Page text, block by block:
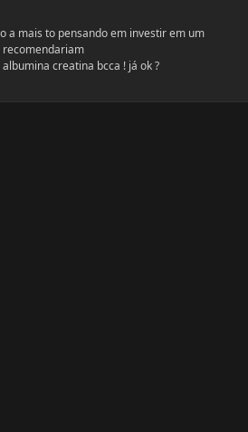
a mais to pensando em investir em um
recomendariam
creatina bcca ! já ok ?